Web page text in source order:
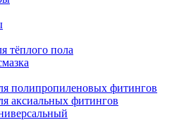
тёплого пола
полипропиленовых фитингов
аксиальных фитингов